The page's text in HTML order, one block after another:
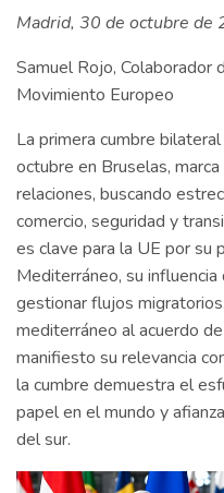
Madrid, 30 de octubre de
Samuel Rojo, Colaborador
Movimiento Europeo
La primera cumbre
octubre en Bruselas,
relaciones, buscando
comercio, seguridad y
es clave para la UE por su
Mediterráneo, su
gestionar flujos
mediterráneo al acuerdo
manifiesto su relevancia
la cumbre demuestra el
papel en el mundo y
del sur.